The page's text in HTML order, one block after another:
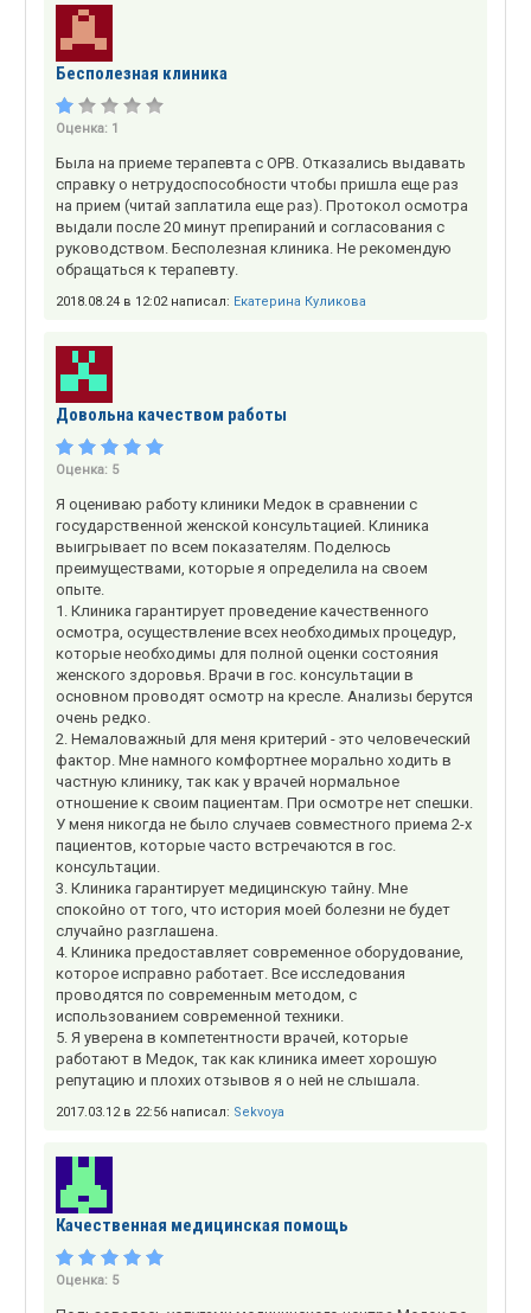
Бесполезная клиника
Оценка: 1
Была на приеме терапевта с ОРВ. Отказались выдавать
справку о нетрудоспособности чтобы пришла еще раз
на прием (читай заплатила еще раз). Протокол осмотра
выдали после 20 минут препираний и согласования с
руководством. Бесполезная клиника. Не рекомендую
обращаться к терапевту.
2018.08.24 в 12:02 написал: Екатерина Куликова
Довольна качеством работы
Оценка: 5
Я оцениваю работу клиники Медок в сравнении с
государственной женской консультацией. Клиника
выигрывает по всем показателям. Поделюсь
преимуществами, которые я определила на своем
опыте.
1. Клиника гарантирует проведение качественного
осмотра, осуществление всех необходимых процедур,
которые необходимы для полной оценки состояния
женского здоровья. Врачи в гос. консультации в
основном проводят осмотр на кресле. Анализы берутся
очень редко.
2. Немаловажный для меня критерий - это человеческий
фактор. Мне намного комфортнее морально ходить в
частную клинику, так как у врачей нормальное
отношение к своим пациентам. При осмотре нет спешки.
У меня никогда не было случаев совместного приема 2-х
пациентов, которые часто встречаются в гос.
консультации.
3. Клиника гарантирует медицинскую тайну. Мне
спокойно от того, что история моей болезни не будет
случайно разглашена.
4. Клиника предоставляет современное оборудование,
которое исправно работает. Все исследования
проводятся по современным методом, с
использованием современной техники.
5. Я уверена в компетентности врачей, которые
работают в Медок, так как клиника имеет хорошую
репутацию и плохих отзывов я о ней не слышала.
2017.03.12 в 22:56 написал: Sekvoya
Качественная медицинская помощь
Оценка: 5